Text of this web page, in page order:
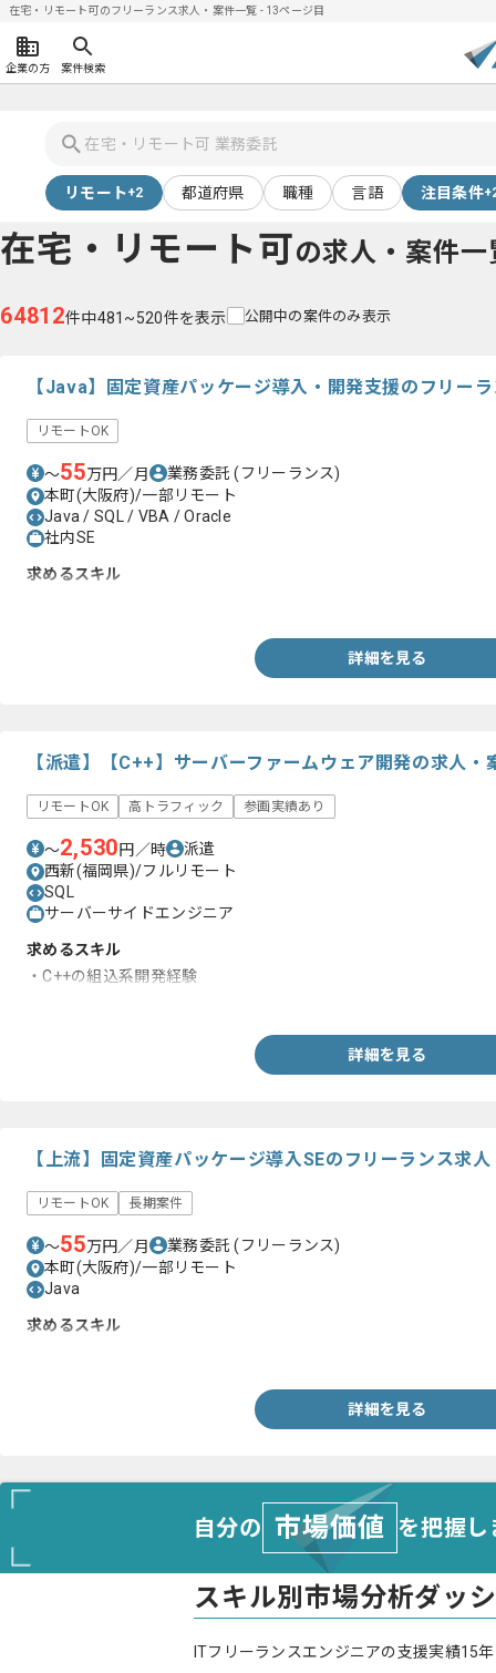
在宅・リモート可のフリーランス求人・案件一覧 - 13ページ目
企業の方 案件検索
リモート+2 都道府県 職種 言語 注目条件
在宅・リモート可の求人・案件一
64812件中481~520件を表示 公開中の案件のみ表示
【Java】固定資産パッケージ導入・開発支援のフリー
リモートOK
〜55万円／月 業務委託(フリーランス)
本町(大阪府)/一部リモート
Java / SQL / VBA / Oracle
社内SE
求めるスキル
詳細を見る
【派遣】【C++】サーバーファームウェア開発の求人・
リモートOK 高トラフィック 参画実績あり
〜2,530円／時
派遣
西新(福岡県)/フルリモート
SQL
サーバーサイドエンジニア
求めるスキル
・C++の組込系開発経験
詳細を見る
【上流】固定資産パッケージ導入SEのフリーランス求
リモートOK 長期案件
〜55万円／月 業務委託(フリーランス)
本町(大阪府)/一部リモート
Java
求めるスキル
詳細を見る
自分の 市場価値 を把握
スキル別市場分析ダッ
ITフリーランスエンジニアの支援実績15